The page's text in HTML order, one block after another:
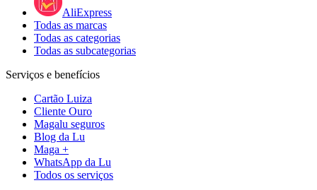
AliExpress
Todas as marcas
Todas as categorias
Todas as subcategorias
Serviços e benefícios
Cartão Luiza
Cliente Ouro
Magalu seguros
Blog da Lu
Maga +
WhatsApp da Lu
Todos os serviços